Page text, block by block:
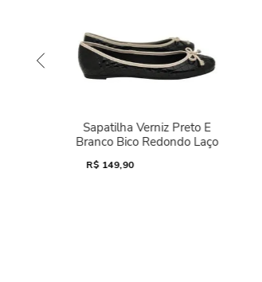
Sapatilha Verniz Preto E
Branco Bico Redondo Laço
R$ 149,90